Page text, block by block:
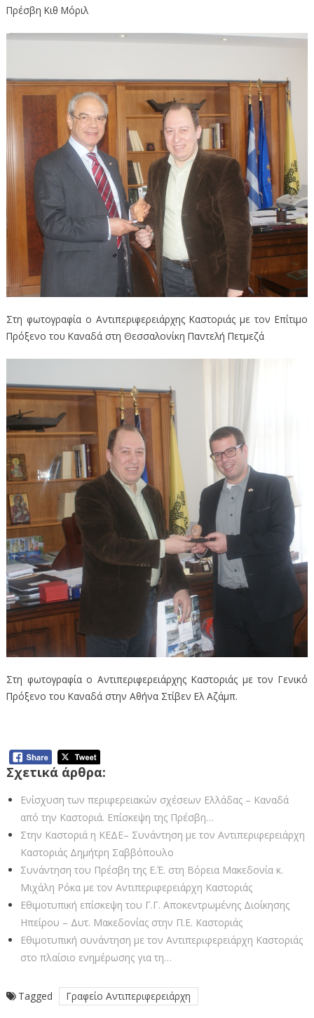
Πρέσβη Κιθ Μόριλ
Στη φωτογραφία ο Αντιπεριφερειάρχης Καστοριάς με τον Επίτιμο
Πρόξενο του Καναδά στη Θεσσαλονίκη Παντελή Πετμεζά
Στη φωτογραφία ο Αντιπεριφερειάρχης Καστοριάς με τον Γενικό
Πρόξενο του Καναδά στην Αθήνα Στίβεν Ελ Αζάμπ.
Σχετικά άρθρα:
Ενίσχυση των περιφερειακών σχέσεων Ελλάδας – Καναδά
από την Καστοριά. Επίσκεψη της Πρέσβη…
Στην Καστοριά η ΚΕΔΕ– Συνάντηση με τον Αντιπεριφερειάρχη
Καστοριάς Δημήτρη Σαββόπουλο
Συνάντηση του Πρέσβη της Ε.Έ. στη Βόρεια Μακεδονία κ.
Μιχάλη Ρόκα με τον Αντιπεριφερειάρχη Καστοριάς
Εθιμοτυπική επίσκεψη του Γ.Γ. Αποκεντρωμένης Διοίκησης
Ηπείρου – Δυτ. Μακεδονίας στην Π.Ε. Καστοριάς
Εθιμοτυπική συνάντηση με τον Αντιπεριφερειάρχη Καστοριάς
στο πλαίσιο ενημέρωσης για τη…
Tagged Γραφείο Αντιπεριφερειάρχη